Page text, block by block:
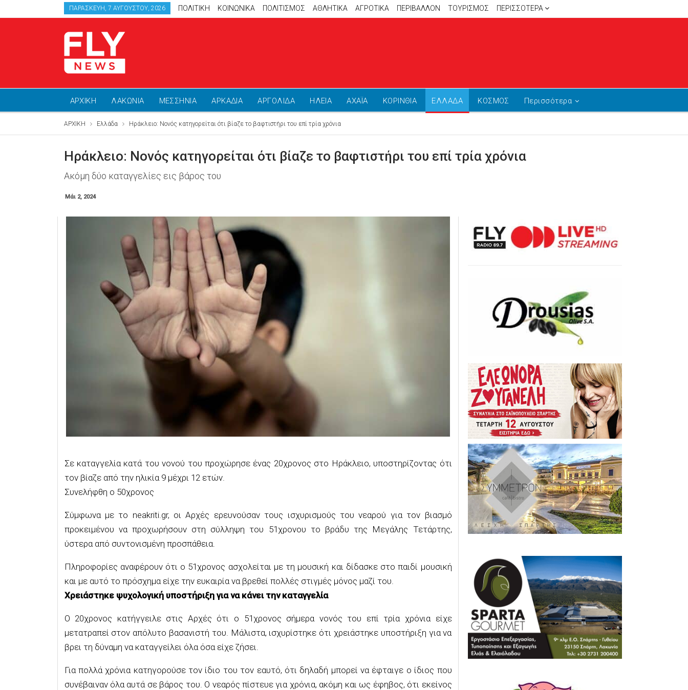
ΠΑΡΑΣΚΕΥΉ, 7 ΑΥΓΟΎΣΤΟΥ, 2026 ΠΟΛΙΤΙΚΗ ΚΟΙΝΩΝΙΚΑ ΠΟΛΙΤΙΣΜΟΣ ΑΘΛΗΤΙΚΆ ΑΓΡΟΤΙΚΑ ΠΕΡΙΒΑΛΛΟΝ ΤΟΥΡΙΣΜΟΣ ΠΕΡΙΣΣΌΤΕΡΑ
ΑΡΧΙΚΗ ΛΑΚΩΝΙΑ ΜΕΣΣΗΝΙΑ ΑΡΚΑΔΙΑ ΑΡΓΟΛΙΔΑ ΗΛΕΙΑ ΑΧΑΪΑ ΚΟΡΙΝΘΙΑ ΕΛΛΑΔΑ ΚΟΣΜΟΣ Περισσότερα
ΑΡΧΙΚΗ Ελλάδα Ηράκλειο: Νονός κατηγορείται ότι βίαζε το βαφτιστήρι του επί τρία χρόνια
Ηράκλειο: Νονός κατηγορείται ότι βίαζε το βαφτιστήρι του επί τρία χρόνια
Ακόμη δύο καταγγελίες εις βάρος του
Μάι 2, 2024
Σε καταγγελία κατά του νονού του προχώρησε ένας 20χρονος στο Ηράκλειο, υποστηρίζοντας ότι
τον βίαζε από την ηλικία 9 μέχρι 12 ετών.
Συνελήφθη ο 50χρονος
Σύμφωνα με το neakriti.gr, οι Αρχές ερευνούσαν τους ισχυρισμούς του νεαρού για τον βιασμό
προκειμένου να προχωρήσουν στη σύλληψη του 51χρονου το βράδυ της Μεγάλης Τετάρτης,
ύστερα από συντονισμένη προσπάθεια.
Πληροφορίες αναφέρουν ότι ο 51χρονος ασχολείται με τη μουσική και δίδασκε στο παιδί μουσική
και με αυτό το πρόσχημα είχε την ευκαιρία να βρεθεί πολλές στιγμές μόνος μαζί του.
Χρειάστηκε ψυχολογική υποστήριξη για να κάνει την καταγγελία
Ο 20χρονος κατήγγειλε στις Αρχές ότι ο 51χρονος σήμερα νονός του επί τρία χρόνια είχε
μετατραπεί στον απόλυτο βασανιστή του. Μάλιστα, ισχυρίστηκε ότι χρειάστηκε υποστήριξη για να
βρει τη δύναμη να καταγγείλει όλα όσα είχε ζήσει.
Για πολλά χρόνια κατηγορούσε τον ίδιο του τον εαυτό, ότι δηλαδή μπορεί να έφταιγε ο ίδιος που
συνέβαιναν όλα αυτά σε βάρος του. Ο νεαρός πίστευε για χρόνια, ακόμη και ως έφηβος, ότι εκείνος